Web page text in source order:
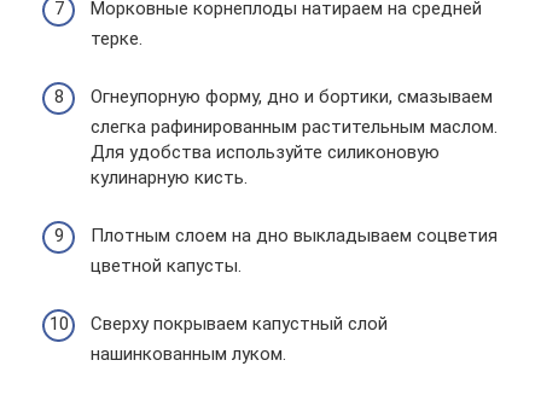
Морковные корнеплоды натираем на средней
терке.
Огнеупорную форму, дно и бортики, смазываем
слегка рафинированным растительным маслом.
Для удобства используйте силиконовую
кулинарную кисть.
Плотным слоем на дно выкладываем соцветия
цветной капусты.
Сверху покрываем капустный слой
нашинкованным луком.